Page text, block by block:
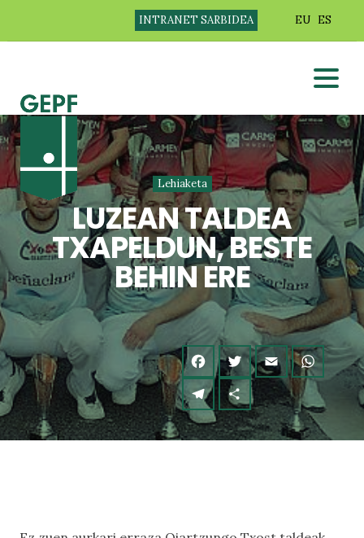
INTRANET SARBIDEA EU ES
Lehiaketa
LUZEAN TALDEA
TXAPELDUN, BESTE
BEHIN ERE